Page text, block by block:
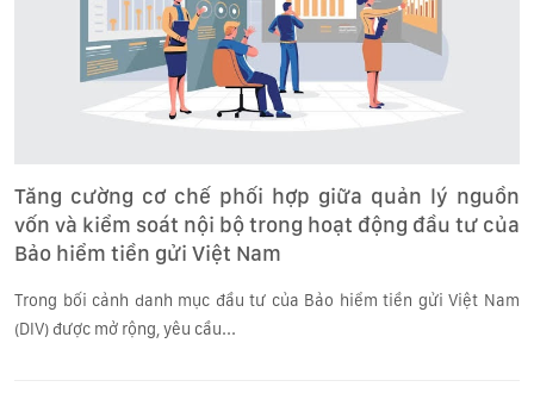
Tăng cường cơ chế phối hợp giữa quản lý nguồn
vốn và kiểm soát nội bộ trong hoạt động đầu tư của
Bảo hiểm tiền gửi Việt Nam
Trong bối cảnh danh mục đầu tư của Bảo hiểm tiền gửi Việt Nam
(DIV) được mở rộng, yêu cầu...